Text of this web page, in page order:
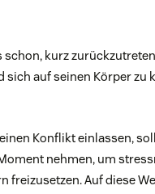
schon, kurz
auf seinen Körper zu
Konflikt einlassen,
nehmen, um
freizusetzen. Auf diese